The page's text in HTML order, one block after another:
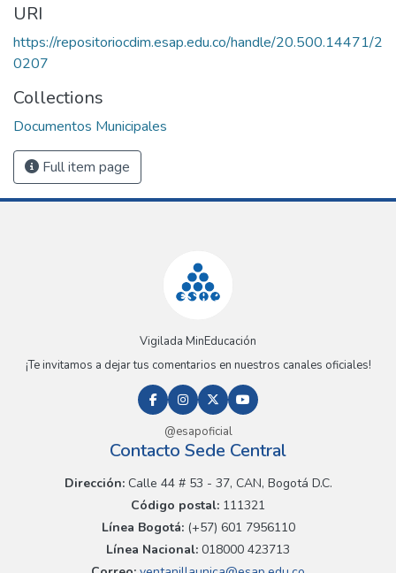
URI
https://repositoriocdim.esap.edu.co/handle/20.500.14471/2
0207
Collections
Documentos Municipales
Full item page
Vigilada MinEducación
¡Te invitamos a dejar tus comentarios en nuestros canales oficiales!
@esapoficial
Contacto Sede Central
Dirección:Calle 44 # 53 - 37, CAN, Bogotá D.C.
Código postal: 111321
Línea Bogotá:(+57) 601 7956110
Línea Nacional: 018000 423713